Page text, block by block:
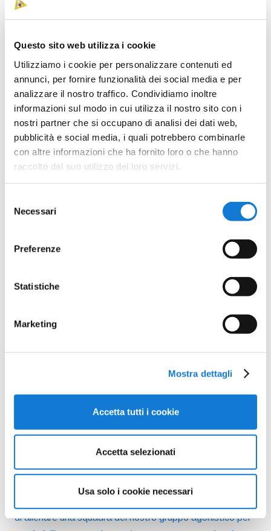
Questo sito web utilizza i cookie
Utilizziamo i cookie per personalizzare contenuti ed
annunci, per fornire funzionalità dei social media e per
analizzare il nostro traffico. Condividiamo inoltre
informazioni sul modo in cui utilizza il nostro sito con i
nostri partner che si occupano di analisi dei dati web,
pubblicità e social media, i quali potrebbero combinarle
con altre informazioni che ha fornito loro o che hanno
raccolto dal suo utilizzo dei loro servizi.
delNecessari
Preferenze
Statistiche
Marketing
Mostra dettagli
Accetta tutti i cookie
Accetta selezionati
Usa solo i cookie necessari
fianco dei propri atleti, e li aiuta a vincere!!! Se ti stai
chiedendo se anche tu puoi fare qualcosa per loro la
risposta e’
SI, puoi!” , DONANDO IL TUO 5 X 1000!!
E potrai aiutare Andrea, Mattia, Francesca, Enrico,
Samunela, Michele, Carlo, Stefano, Luigi, e tutti gli altri
loro sport preferito!
di allenare una squadra del nostro gruppo agonistico per